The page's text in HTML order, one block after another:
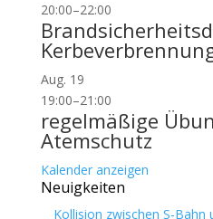
20:00–22:00
Aug. 19
19:00–21:00
regelmäßige
Atemschutz
Kalender anzeigen
Neuigkeiten
Kollision zwischen S-Bahn